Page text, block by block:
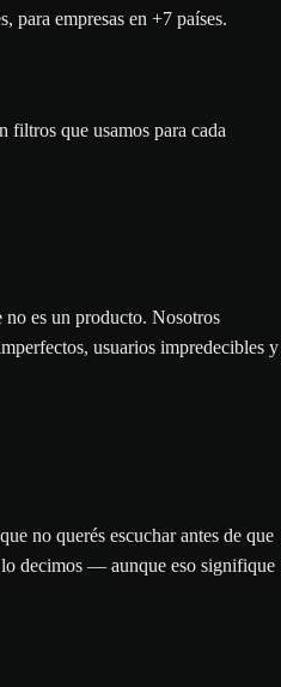
empresas en +7 países.
filtros que usamos para cada
no es un producto. Nosotros
usuarios impredecibles y
no querés escuchar antes de que
decimos — aunque eso signifique